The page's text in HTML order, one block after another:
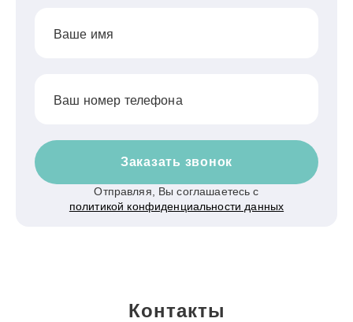
Ваше имя
Ваш номер телефона
Заказать звонок
Отправляя, Вы соглашаетесь с
политикой конфиденциальности данных
Контакты